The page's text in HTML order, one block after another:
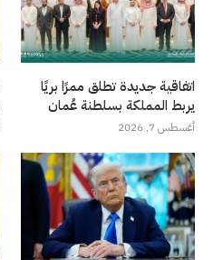
اتفاقية جديدة تطلق ممرًا بريًا
يربط المملكة بسلطنة عُمان
أغسطس 7, 2026